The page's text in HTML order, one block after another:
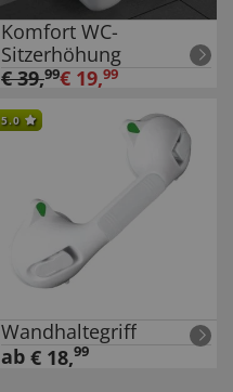
Komfort WC-
Sitzerhöhung
€39,99€ 19,99
5.0
Wandhaltegriff
ab € 18,99